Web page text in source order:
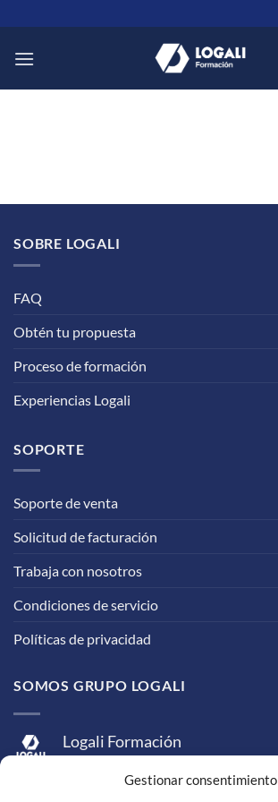
Gestionar consentimiento
al
contenido
SOBRE LOGALI
FAQ
Obtén tu propuesta
Proceso de formación
Experiencias Logali
SOPORTE
Soporte de venta
Solicitud de facturación
Trabaja con nosotros
Condiciones de servicio
Políticas de privacidad
SOMOS GRUPO LOGALI
Logali Formación
Logali Consultoría